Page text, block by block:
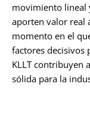
movimiento lineal
aporten valor real
momento en el
factores decisivos
KLLT contribuyen
sólida para la